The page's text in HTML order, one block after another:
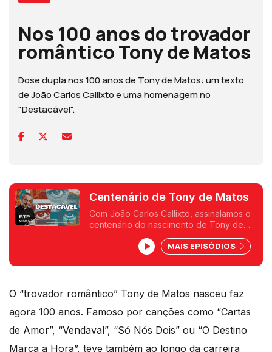
Nos 100 anos do trovador
romântico Tony de Matos
Dose dupla nos 100 anos de Tony de Matos: um texto
de João Carlos Callixto e uma homenagem no
"Destacável".
Centenário de Tony de Matos
Com João Carlos Callixto, assinalamos o
centenário do nascimento de Tony de
MAIS EPISÓDIOS
O “trovador romântico” Tony de Matos nasceu faz
agora 100 anos. Famoso por canções como “Cartas
de Amor”, “Vendaval”, “Só Nós Dois” ou “O Destino
Marca a Hora”, teve também ao longo da carreira